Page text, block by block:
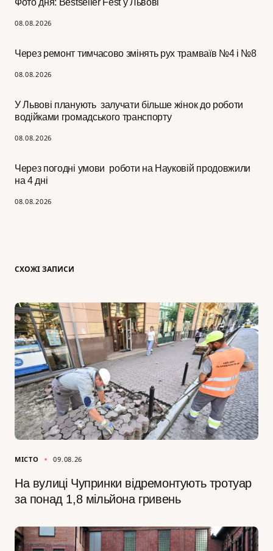
Фото дня: Bestseller Fest у Львові
08.08.2026
Через ремонт тимчасово змінять рух трамваїв №4 і №8
08.08.2026
У Львові планують залучати більше жінок до роботи
водійками громадського транспорту
08.08.2026
Через погодні умови роботи на Науковій продовжили
на 4 дні
08.08.2026
СХОЖІ ЗАПИСИ
МІСТО 09.08.26
На вулиці Чупринки відремонтують тротуар
за понад 1,8 мільйона гривень